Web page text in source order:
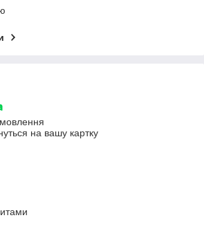
на вашу картку